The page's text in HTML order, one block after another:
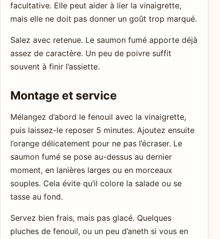
facultative. Elle peut aider à lier la vinaigrette,
mais elle ne doit pas donner un goût trop marqué.
Salez avec retenue. Le saumon fumé apporte déjà
assez de caractère. Un peu de poivre suffit
souvent à finir l’assiette.
Montage et service
Mélangez d’abord le fenouil avec la vinaigrette,
puis laissez-le reposer 5 minutes. Ajoutez ensuite
l’orange délicatement pour ne pas l’écraser. Le
saumon fumé se pose au-dessus au dernier
moment, en lanières larges ou en morceaux
souples. Cela évite qu’il colore la salade ou se
tasse au fond.
Servez bien frais, mais pas glacé. Quelques
pluches de fenouil, ou un peu d’aneth si vous en